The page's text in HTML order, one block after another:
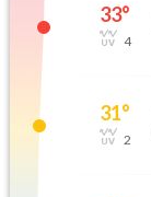
33°
4
31°
2